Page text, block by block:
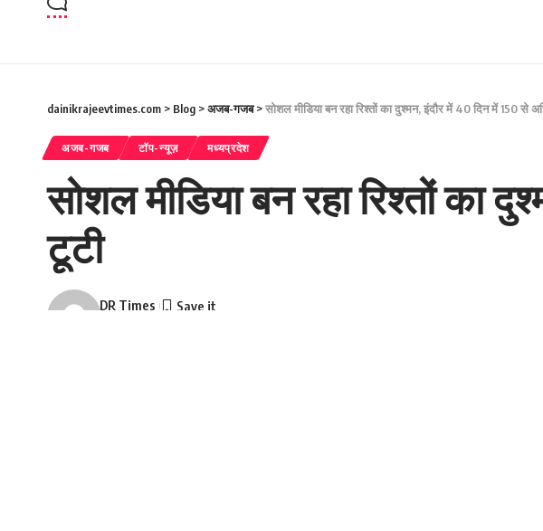
dainikrajeevtimes.com > Blog >अजब-गजब>सोशल मीडिया बन रहा रिश्तों का दुश्मन, इंदौर में 40 दिन में 150 से
अजब-गजब टॉप-न्यूज़ मध्यप्रदेश
सोशल मीडिया बन रहा रिश्तों का
टूटी
DR Times